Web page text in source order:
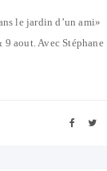
le jardin d’un ami»
aout. Avec Stéphane